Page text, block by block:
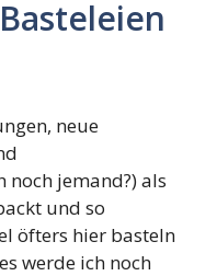
neue
jemand?) als
und so
öfters hier basteln
werde ich noch